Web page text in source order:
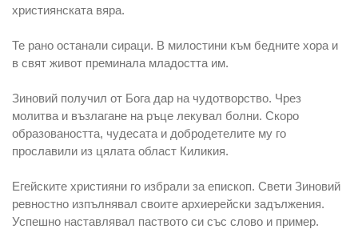
християнската вяра.
Те рано останали сираци. В милостини към бедните хора и
в свят живот преминала младостта им.
Зиновий получил от Бога дар на чудотворство. Чрез
молитва и възлагане на ръце лекувал болни. Скоро
образоваността, чудесата и добродетелите му го
прославили из цялата област Киликия.
Егейските християни го избрали за епископ. Свети Зиновий
ревностно изпълнявал своите архиерейски задължения.
Успешно наставлявал паството си със слово и пример.